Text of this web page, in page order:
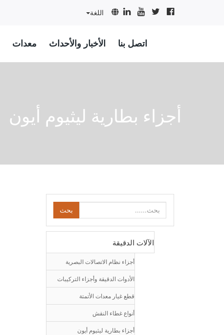
اللغة
معدات الأخبار والأحداث اتصل بنا
أجزاء بطارية ليثيوم أيون
بحث
الآلات الدقيقة
أجزاء نظام الاتصالات البصرية
الأدوات الدقيقة وأجزاء التركيبات
قطع غيار معدات الأتمتة
أنواع غطاء النقش
أجزاء بطارية ليثيوم أيون